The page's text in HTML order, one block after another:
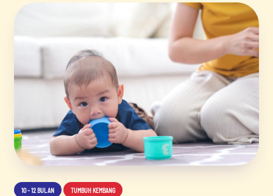
10 - 12 BULAN TUMBUH KEMBANG